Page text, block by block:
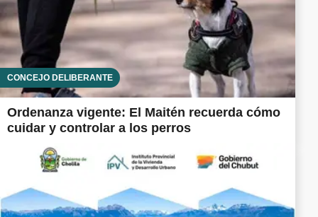
CONCEJO DELIBERANTE
Ordenanza vigente: El Maitén recuerda cómo
cuidar y controlar a los perros